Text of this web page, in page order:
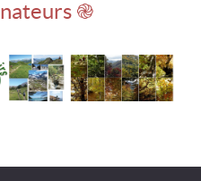
֎